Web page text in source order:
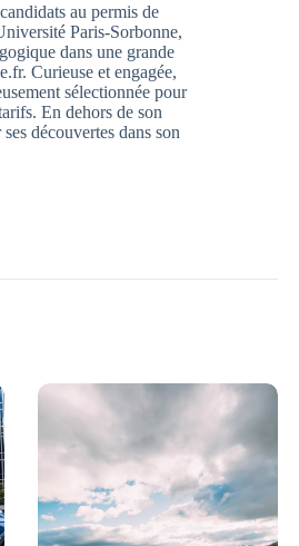
au permis de
Paris-Sorbonne,
dans une grande
Curieuse et engagée,
sélectionnée pour
En dehors de son
découvertes dans son